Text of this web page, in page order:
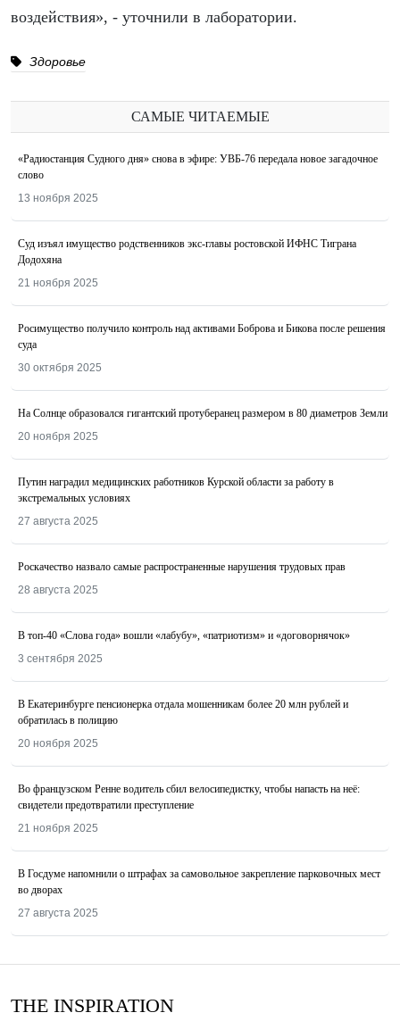
воздействия», - уточнили в лаборатории.
Здоровье
САМЫЕ ЧИТАЕМЫЕ
«Радиостанция Судного дня» снова в эфире: УВБ-76 передала новое загадочное
слово
13 ноября 2025
Суд изъял имущество родственников экс-главы ростовской ИФНС Тиграна
Додохяна
21 ноября 2025
Росимущество получило контроль над активами Боброва и Бикова после решения
суда
30 октября 2025
На Солнце образовался гигантский протуберанец размером в 80 диаметров Земли
20 ноября 2025
Путин наградил медицинских работников Курской области за работу в
экстремальных условиях
27 августа 2025
Роскачество назвалo самые распространенные нарушения трудовых прав
28 августа 2025
В топ-40 «Слова года» вошли «лабубу», «патриотизм» и «договорнячок»
3 сентября 2025
В Екатеринбурге пенсионерка отдала мошенникам более 20 млн рублей и
обратилась в полицию
20 ноября 2025
Во французском Ренне водитель сбил велосипедистку, чтобы напасть на неё:
свидетели предотвратили преступление
21 ноября 2025
В Госдуме напомнили о штрафах за самовольное закрепление парковочных мест
во дворах
27 августа 2025
THE INSPIRATION